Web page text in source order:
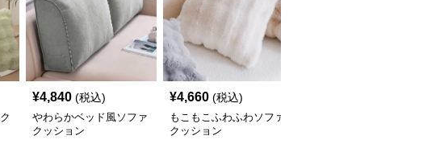
¥4,840 (税込)
やわらかベッド風ソファ
クッション
¥4,660 (税込)
もこもこふわふわソファ
クッション